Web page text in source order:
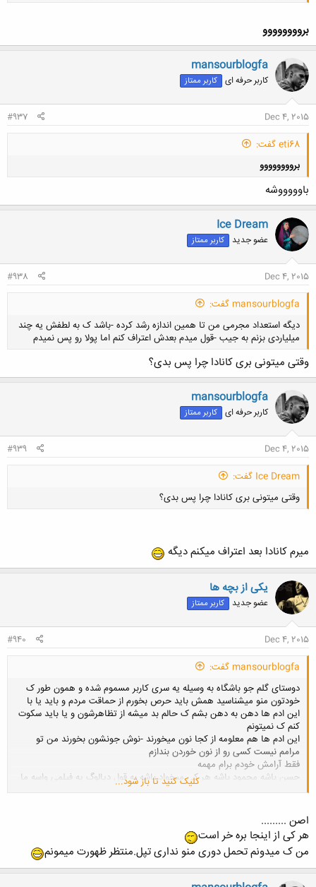
کلیک کنید تا باز شود...
بروووووووو
mansourblogfa
کاربر حرفه ای کاربر ممتاز
Dec 4, 2015
#937
eti68 گفت:
بروووووووو
باوووووشه
Ice Dream
عضو جدید کاربر ممتاز
Dec 4, 2015
#938
mansourblogfa گفت:
دیگه استعداد مجرمی من تا همین اندازه رشد کرده -باشد ک به لطفش یه چند
میلیاردی بزنم به جیب -قول میدم بعدش اعتراف کنم اما پولا رو پس نمیدم
کلیک کنید تا باز شود...
وقتی میتونی بری کانادا چرا پس بدی؟
mansourblogfa
کاربر حرفه ای کاربر ممتاز
Dec 4, 2015
#939
Ice Dream گفت:
وقتی میتونی بری کانادا چرا پس بدی؟
میرم کانادا بعد اعتراف میکنم دیگه
یکی از بچه ها
عضو جدید کاربر ممتاز
Dec 4, 2015
#940
mansourblogfa گفت:
دوستای گلم جو باشگاه به وسیله یه سری کاربر مسموم شده و همون طور ک
خودتون منو میشناسید همش باید حرص بخورم از حماقت مردم و باید یا با
این ادم ها دهن به دهن بشم ک حالم بد میشه از تظاهرشون و یا باید سکوت
کنم ک نمیتونم
این ادم ها هم معلومه از کجا نون میخورند -نوش جونشون بخورند من تو
مرامم نیست کسی رو از نون خوردن بندازم
فقط آرامش خودم برام مهمه
حسن باشه محمود باشه هر کی میخواد باشه به قول دیالوگ یه فیلمی واسه ما
بدبخت بیچاره ها هیچ فرقی نمیکنه به کی باید مالیات بدیم
-خوشحالی ک مشخصه چون هر اراجیفی ک دوست دارن غالب کاربرا میکنن و
متاسفانه بقیه فقط سر تکون میدن به نشانه تایید و به خودشون زحمت ی
سرچ ساده و دنبال کرن نظرات دیگه رو نمیدن -این جور آدم ها حقشونه تو
همون حماقت بمونن -والا -مگه اونایی ک از من بیشتر میدونن چند سال قبل
اومدن به من بگن منصور این راه هم هست -خودم بهش رسیدم -چون کنجکاو
کلیک کنید تا باز شود...
اصن .........
هر کی از اینجا بره خر است
من ک میدونم تحمل دوری منو نداری تپل.منتظر ظهورت میمونم